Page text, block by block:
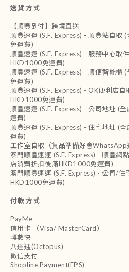
送貨方式
【順豐到付】跨境直送
順豐速運 (S.F. Express) - 順豐站自取
免運費)
順豐速運 (S.F. Express) - 服務中心取
HKD1000免運費)
順豐速運 (S.F. Express) - 順便智能櫃
免運費)
順豐速運 (S.F. Express) - OK便利店自
HKD1000免運費)
順豐速運 (S.F. Express) - 公司地址 (
運費)
順豐速運 (S.F. Express) - 住宅地址 (
運費)
工作室自取（貨品準備好會WhatsApp
澳門順豐速運 (S.F. Express) - 順豐網
店消費折扣後滿HKD1000免運費)
澳門順豐速運 (S.F. Express) - 公司/住
HKD1000免運費)
付款方式
PayMe
信用卡 （Visa/ MasterCard）
轉數快
八達通(Octopus)
微信支付
Shopline Payment(FPS)